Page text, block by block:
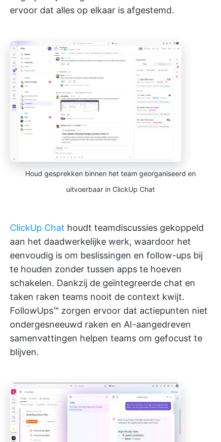
ervoor dat alles op elkaar is afgestemd.
Houd gesprekken binnen het team georganiseerd en
uitvoerbaar in ClickUp Chat
ClickUp Chat houdt teamdiscussies gekoppeld
aan het daadwerkelijke werk, waardoor het
eenvoudig is om beslissingen en follow-ups bij
te houden zonder tussen apps te hoeven
schakelen. Dankzij de geïntegreerde chat en
taken raken teams nooit de context kwijt.
FollowUps™ zorgen ervoor dat actiepunten niet
ondergesneeuwd raken en AI-aangedreven
samenvattingen helpen teams om gefocust te
blijven.